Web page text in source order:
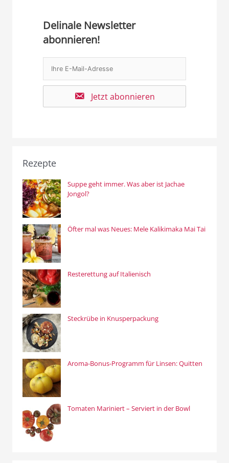
Delinale Newsletter
abonnieren!
Jetzt abonnieren
Rezepte
Suppe geht immer. Was aber ist Jachae
Jongol?
Öfter mal was Neues: Mele Kalikimaka Mai Tai
Resterettung auf Italienisch
Steckrübe in Knusperpackung
Aroma-Bonus-Programm für Linsen: Quitten
Tomaten Mariniert – Serviert in der Bowl